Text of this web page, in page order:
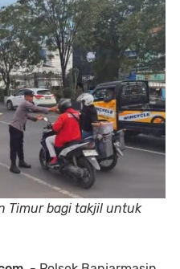
Timur bagi takjil untuk